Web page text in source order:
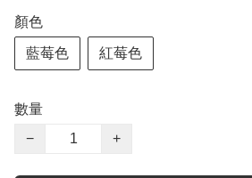
顏色
藍莓色 紅莓色
數量
−
+